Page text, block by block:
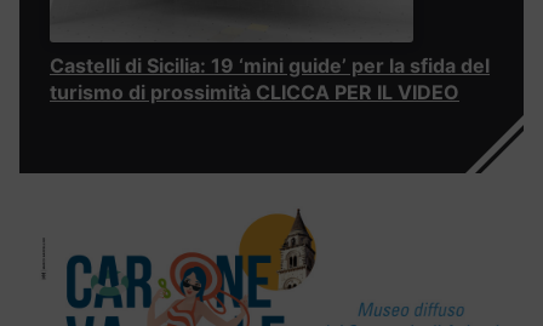
Castelli di Sicilia: 19 ‘mini guide’ per la sfida del
turismo di prossimità CLICCA PER IL VIDEO